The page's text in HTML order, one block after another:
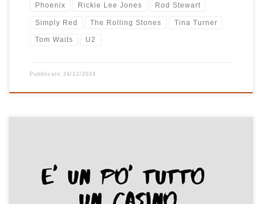
Phoenix Rickie Lee Jones Rod Stewart
Simply Red The Rolling Stones Tina Turner
Tom Waits U2
Pubblicato 24/12/2024
E’ un po’ tutto un casino ultimamente! Per fortuna c’è la musica
che è sempre un buon rifugio e tutto passa. Ho messo insieme
queste canzoni in una playlist qualche settimana fa, le ho ascoltate